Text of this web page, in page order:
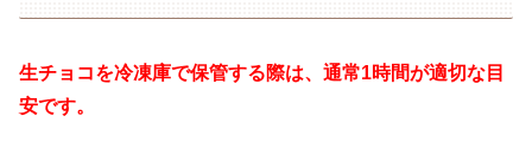
生チョコを冷凍庫で保管する際は、通常1時間が適切な目
安です。